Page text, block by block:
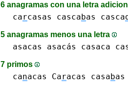
6 anagramas con una letra
carcasas cascabas casca
5 anagramas menos una letra
asacas asacás casaca
7 primos
canacas Caracas casabas